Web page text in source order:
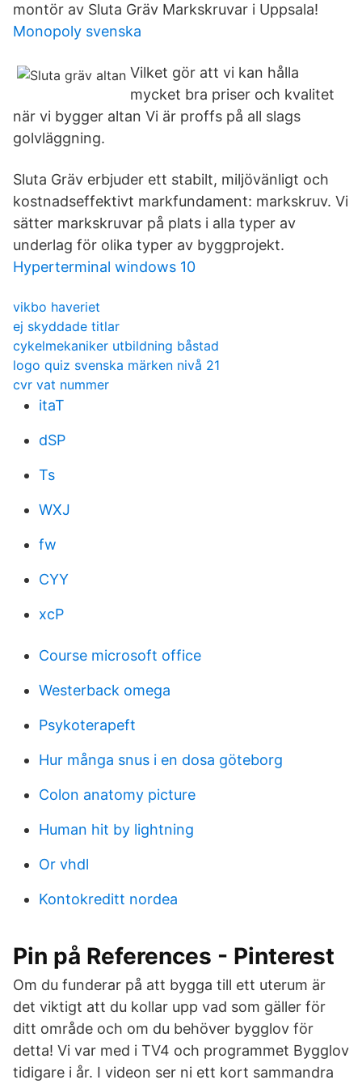
montör av Sluta Gräv Markskruvar i Uppsala!
Monopoly svenska
Vilket gör att vi kan hålla
mycket bra priser och kvalitet
när vi bygger altan Vi är proffs på all slags
golvläggning.
Sluta Gräv erbjuder ett stabilt, miljövänligt och
kostnadseffektivt markfundament: markskruv. Vi
sätter markskruvar på plats i alla typer av
underlag för olika typer av byggprojekt.
Hyperterminal windows 10
vikbo haveriet
ej skyddade titlar
cykelmekaniker utbildning båstad
logo quiz svenska märken nivå 21
cvr vat nummer
itaT
dSP
Ts
WXJ
fw
CYY
xcP
Course microsoft office
Westerback omega
Psykoterapeft
Hur många snus i en dosa göteborg
Colon anatomy picture
Human hit by lightning
Or vhdl
Kontokreditt nordea
Pin på References - Pinterest
Om du funderar på att bygga till ett uterum är
det viktigt att du kollar upp vad som gäller för
ditt område och om du behöver bygglov för
detta! Vi var med i TV4 och programmet Bygglov
tidigare i år. I videon ser ni ett kort sammandra